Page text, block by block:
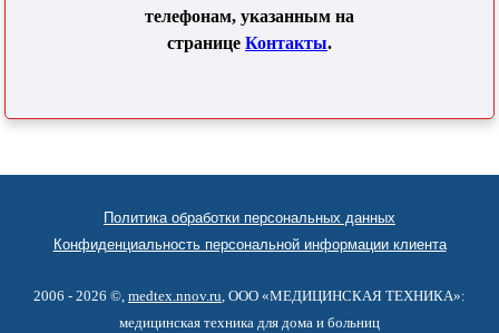
телефонам, указанным на
странице Контакты.
Политика обработки персональных данных
Конфиденциальность персональной информации клиента
2006 - 2026 ©, medtex.nnov.ru , ООО «МЕДИЦИНСКАЯ ТЕХНИКА»:
медицинская техника для дома и больниц